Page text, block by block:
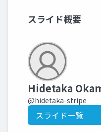
スライド概要
Hidetaka
@hidetaka-stripe
スライド一覧